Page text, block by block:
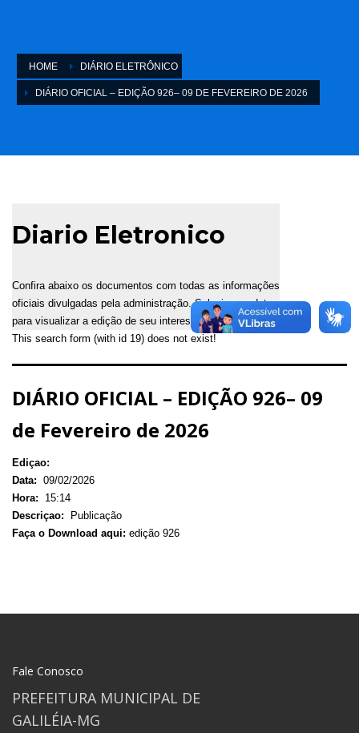
HOME DIÁRIO ELETRÔNICO
DIÁRIO OFICIAL – EDIÇÃO 926– 09 DE FEVEREIRO DE 2026
Diario Eletronico
Confira abaixo os documentos com todas as informações
oficiais divulgadas pela administração. Selecione a data
para visualizar a edição de seu interesse.
This search form (with id 19) does not exist!
DIÁRIO OFICIAL – EDIÇÃO 926– 09
de Fevereiro de 2026
Ediçao:
Data: 09/02/2026
Hora:
15:14
Descriçao:
Publicação
Faça o Download aqui: edição 926
Fale Conosco
PREFEITURA MUNICIPAL DE
GALILÉIA-MG